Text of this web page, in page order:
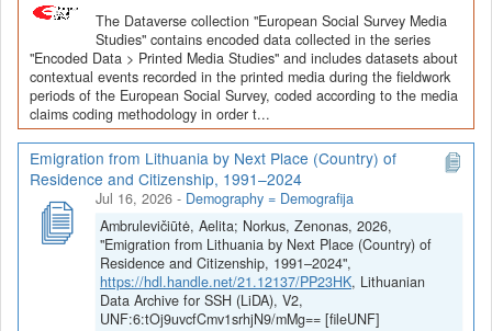
The Dataverse collection "European Social Survey Media
Studies" contains encoded data collected in the series
"Encoded Data > Printed Media Studies" and includes datasets about
contextual events recorded in the printed media during the fieldwork
periods of the European Social Survey, coded according to the media
claims coding methodology in order t...
Emigration from Lithuania by Next Place (Country) of
Residence and Citizenship, 1991–2024
Jul 16, 2026 - Demography = Demografija
Ambrulevičiūtė, Aelita; Norkus, Zenonas, 2026,
"Emigration from Lithuania by Next Place (Country) of
Residence and Citizenship, 1991–2024",
https://hdl.handle.net/21.12137/PP23HK, Lithuanian
Data Archive for SSH (LiDA), V2,
UNF:6:tOj9uvcfCmv1srhjN9/mMg== [fileUNF]